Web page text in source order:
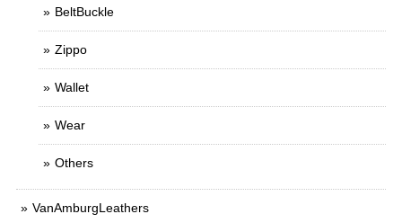
BeltBuckle
Zippo
Wallet
Wear
Others
VanAmburgLeathers